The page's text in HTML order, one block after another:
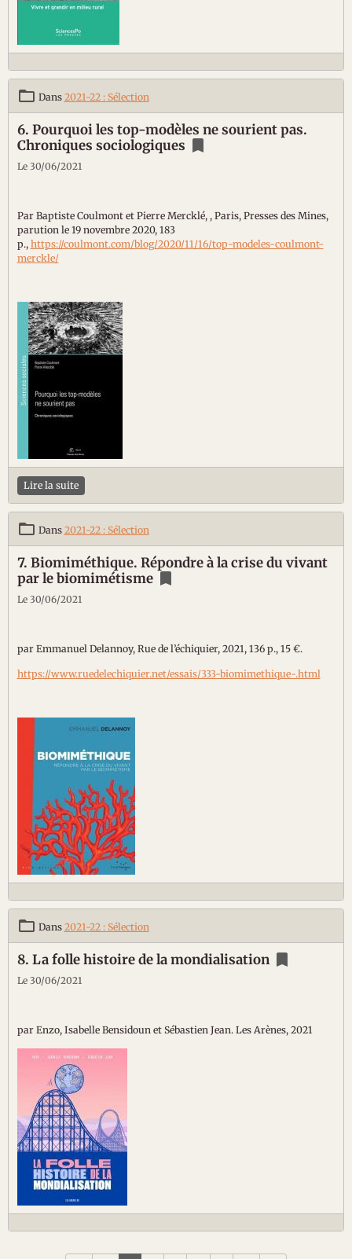
Dans 2021-22 : Sélection
6. Pourquoi les top-modèles ne sourient pas.
Chroniques sociologiques
Le 30/06/2021
Par Baptiste Coulmont et Pierre Mercklé, , Paris, Presses des Mines,
parution le 19 novembre 2020, 183
p., https://coulmont.com/blog/2020/11/16/top-modeles-coulmont-
merckle/
Lire la suite
Dans 2021-22 : Sélection
7. Biomiméthique. Répondre à la crise du vivant
par le biomimétisme
Le 30/06/2021
par Emmanuel Delannoy, Rue de l’échiquier, 2021, 136 p., 15 €.
https://www.ruedelechiquier.net/essais/333-biomimethique-.html
Dans 2021-22 : Sélection
8. La folle histoire de la mondialisation
Le 30/06/2021
par Enzo, Isabelle Bensidoun et Sébastien Jean. Les Arènes, 2021